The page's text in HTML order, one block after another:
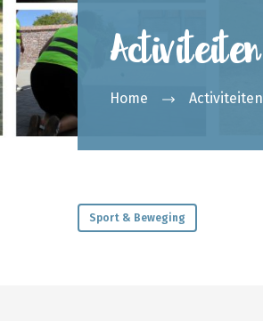
Activiteiten
Home Activiteiten
Sport & Beweging